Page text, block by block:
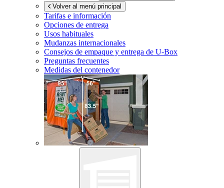
Volver al menú principal
Tarifas e información
Opciones de entrega
Usos habituales
Mudanzas internacionales
Consejos de empaque y entrega de U-Box
Preguntas frecuentes
Medidas del contenedor